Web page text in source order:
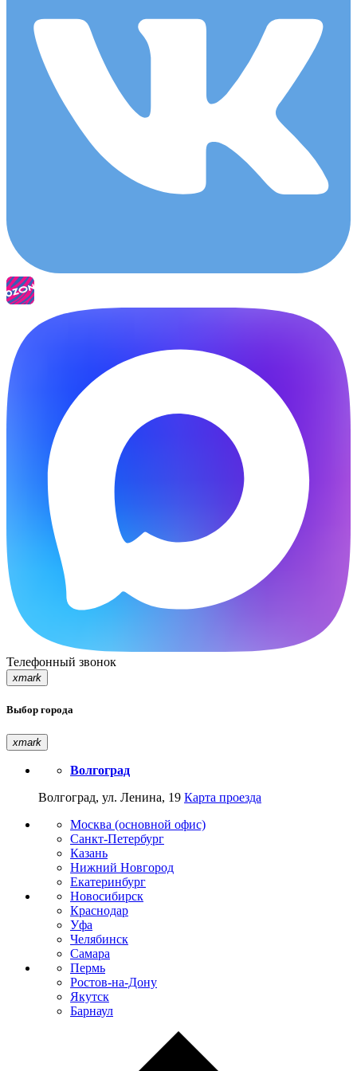
Телефонный звонок
xmark
Выбор города
xmark
Волгоград
Волгоград, ул. Ленина, 19 Карта проезда
Москва (основной офис)
Санкт-Петербург
Казань
Нижний Новгород
Екатеринбург
Новосибирск
Краснодар
Уфа
Челябинск
Самара
Пермь
Ростов-на-Дону
Якутск
Барнаул